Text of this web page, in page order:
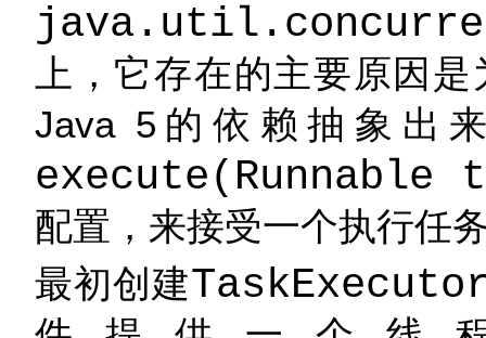
上，它存在的主要原因
Java 5的依赖抽象出
execute(Runnable
配置，来接受一个执行任
最初创建